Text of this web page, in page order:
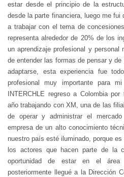
estar desde el principio de la
desde la parte financiera, luego me fui
a trabajar con el tema de
representa alrededor de 20% de los
un aprendizaje profesional y
de entender las formas de pensar y
adaptarse, esta experiencia fue
profesional muy importante para
INTERCHLE regreso a Colombia
año trabajando con XM, una de las
de operar y administrar el
empresa de un alto conocimiento
nuestro país esté iluminado, porque
los actores que hacen parte de la
oportunidad de estar en el área
posteriormente llegué a la Dirección